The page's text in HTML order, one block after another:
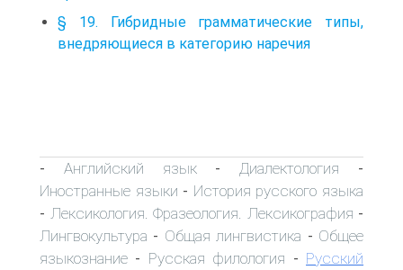
§ 19. Гибридные грамматические типы,
внедряющиеся в категорию наречия
- Английский язык- Диалектология -
Иностранные языки - История русского языка
- Лексикология. Фразеология. Лексикография -
Лингвокультура - Общая лингвистика - Общее
языкознание - Русская филология - Русский